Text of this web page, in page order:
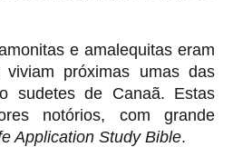
e amalequitas eram
próximas umas das
sudetes de Canaã. Estas
notórios, com grande
Application Study Bible.